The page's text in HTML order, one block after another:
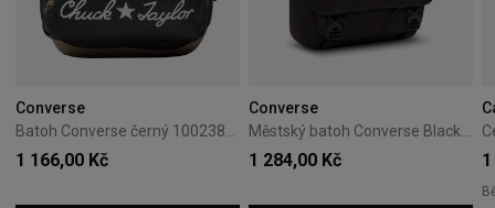
Converse
1 166,00 Kč
Converse
1 284,00 Kč